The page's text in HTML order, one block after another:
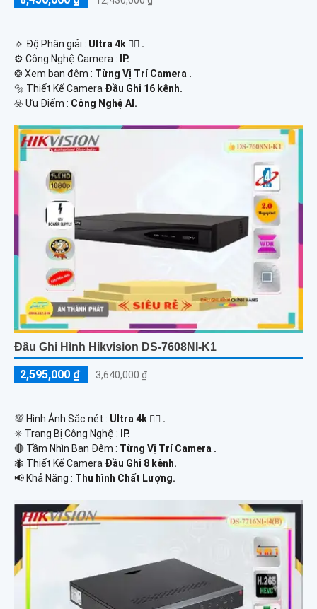
🔅 Độ Phân giải : Ultra 4k 👍🏾 .
⚙ Công Nghệ Camera :
IP.
❂ Xem ban đêm : Từng Vị Trí Camera .
🔩 Thiết Kế Camera Đầu Ghi 16 kênh.
️☣️ Ưu Điểm : Công Nghệ AI.
Đầu Ghi Hình Hikvision DS-7608NI-K1
2,595,000 ₫ 3,640,000 ₫
💯 Hình Ảnh Sắc nét : Ultra 4k 👍🏾 .
✳️ Trang Bị Công Nghệ :
IP.
🔴 Tầm Nhìn Ban Đêm : Từng Vị Trí Camera .
🐜 Thiết Kế Camera Đầu Ghi 8 kênh.
️📢 Khả Năng : Thu hình Chất Lượng.